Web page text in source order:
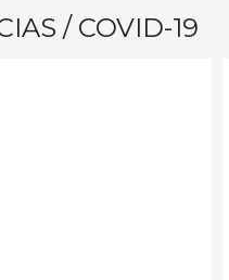
/ COVID-19